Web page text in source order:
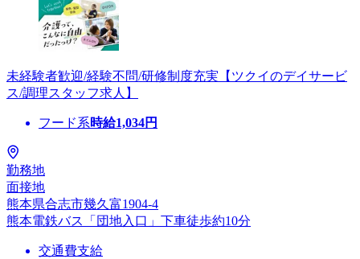
未経験者歓迎/経験不問/研修制度充実【ツクイのデイサービ
ス/調理スタッフ求人】
フード系時給1,034円
勤務地
面接地
熊本県合志市幾久富1904-4
熊本電鉄バス「団地入口」下車徒歩約10分
交通費支給